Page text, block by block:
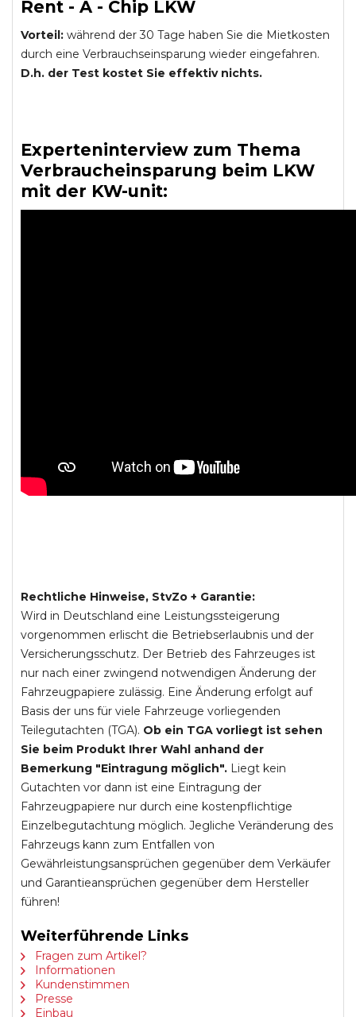
Rent - A - Chip LKW
Vorteil: während der 30 Tage haben Sie die Mietkosten
durch eine Verbrauchseinsparung wieder eingefahren.
D.h. der Test kostet Sie effektiv nichts.
Experteninterview zum Thema
Verbraucheinsparung beim LKW
mit der KW-unit:
Rechtliche Hinweise, StvZo + Garantie:
Wird in Deutschland eine Leistungssteigerung
vorgenommen erlischt die Betriebserlaubnis und der
Versicherungsschutz. Der Betrieb des Fahrzeuges ist
nur nach einer zwingend notwendigen Änderung der
Fahrzeugpapiere zulässig. Eine Änderung erfolgt auf
Basis der uns für viele Fahrzeuge vorliegenden
Teilegutachten (TGA). Ob ein TGA vorliegt ist sehen
Sie beim Produkt Ihrer Wahl anhand der
Bemerkung "Eintragung möglich". Liegt kein
Gutachten vor dann ist eine Eintragung der
Fahrzeugpapiere nur durch eine kostenpflichtige
Einzelbegutachtung möglich. Jegliche Veränderung des
Fahrzeugs kann zum Entfallen von
Gewährleistungsansprüchen gegenüber dem Verkäufer
und Garantieansprüchen gegenüber dem Hersteller
führen!
Weiterführende Links
Fragen zum Artikel?
Informationen
Kundenstimmen
Presse
Einbau